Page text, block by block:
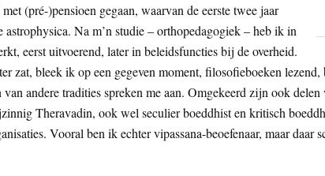
(pré-)pensioen gegaan, waarvan de eerste twee jaar
astrophysica. Na m’n studie – orthopedagogiek – heb ik in
eerst uitvoerend, later in beleidsfuncties bij de overheid.
zat, bleek ik op een gegeven moment, filosofieboeken
van andere tradities spreken me aan. Omgekeerd zijn ook
Theravadin, ook wel seculier boeddhist en kritisch
Vooral ben ik echter vipassana-beoefenaar, maar daar